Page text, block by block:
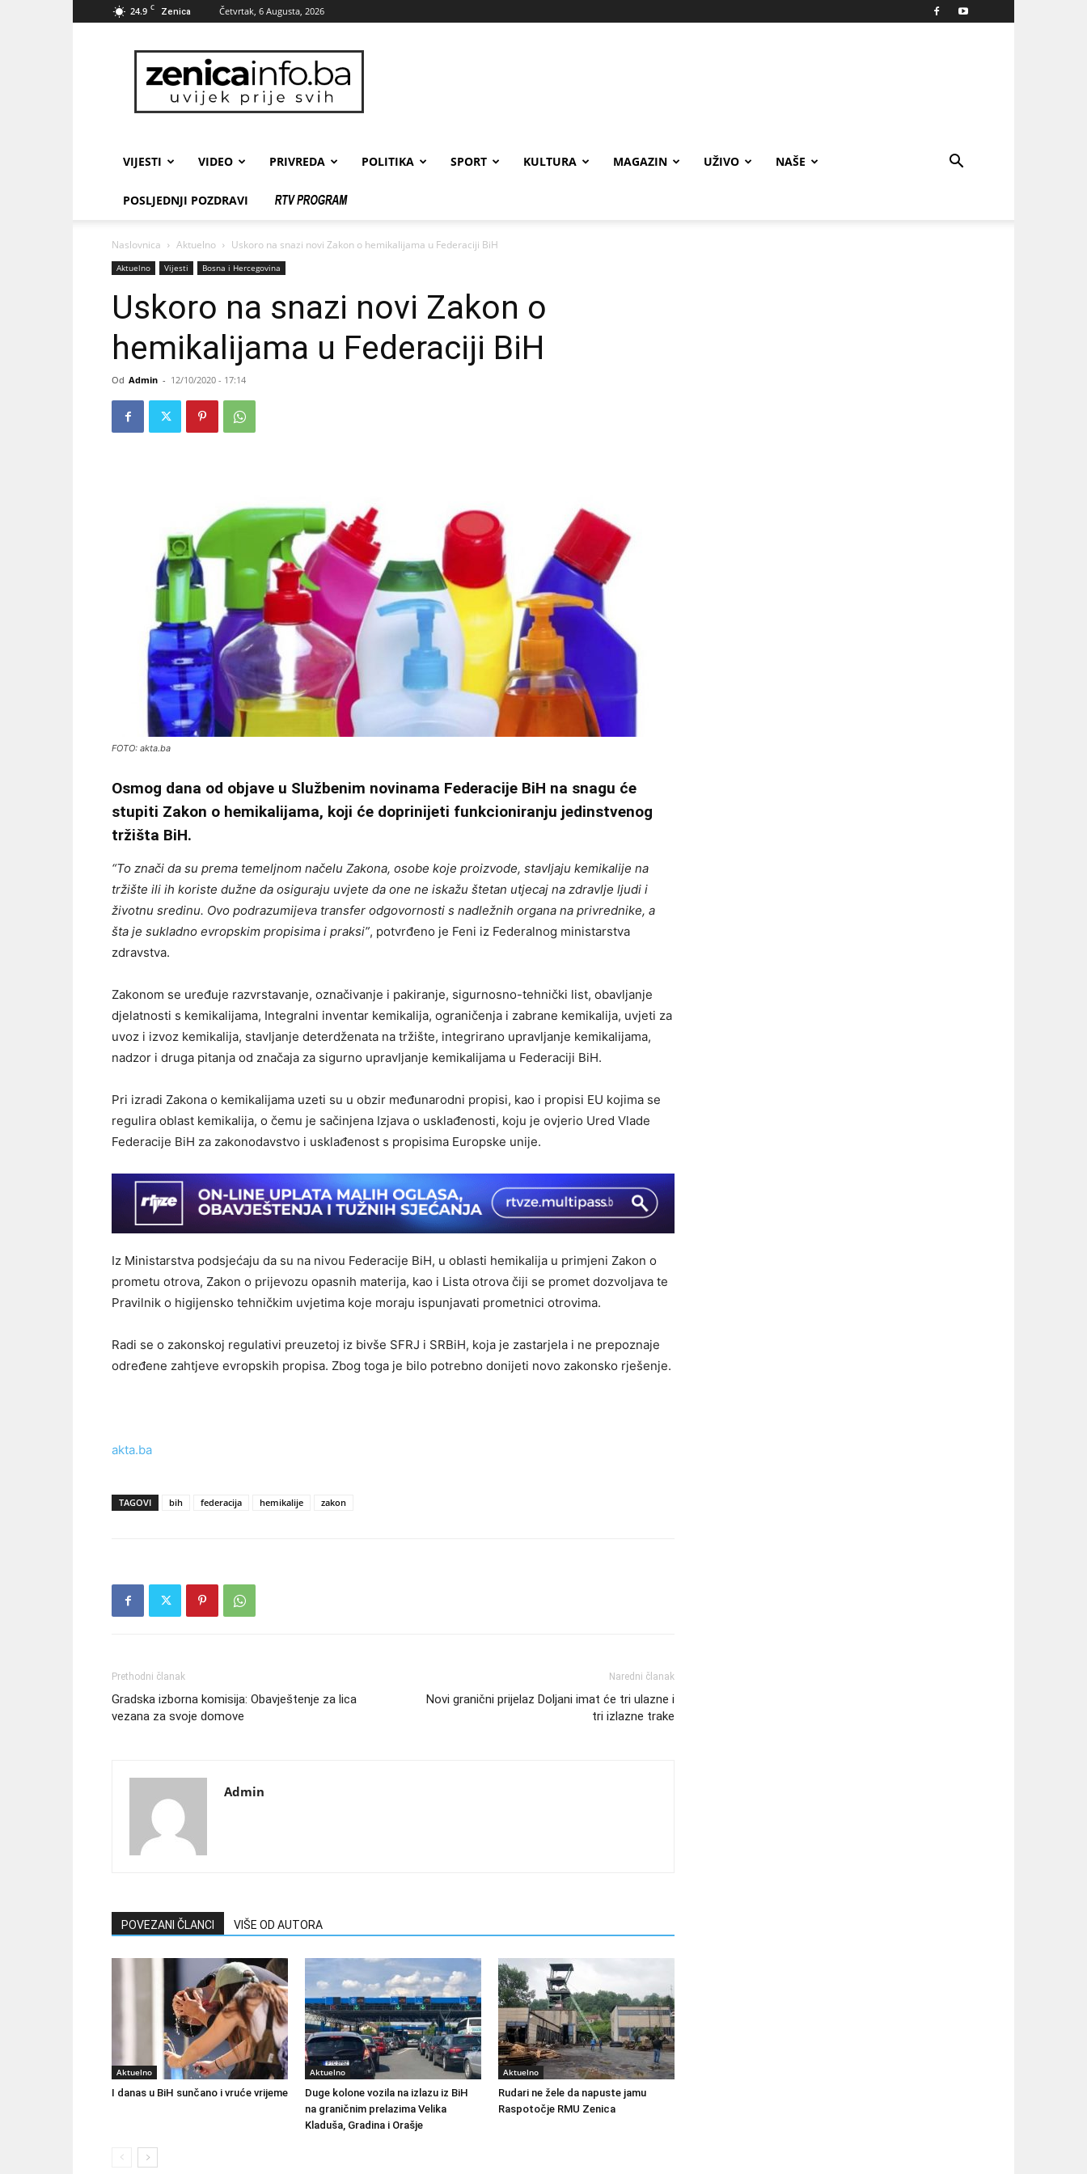
24.9 C Zenica Četvrtak, 6 Augusta, 2026
zenicainfo.ba
VIJESTI VIDEO PRIVREDA POLITIKA SPORT KULTURA MAGAZIN UŽIVO NAŠE
POSLJEDNJI POZDRAVI
Naslovnica Aktuelno Uskoro na snazi novi Zakon o hemikalijama u Federaciji BiH
Aktuelno Vijesti Bosna i Hercegovina
Uskoro na snazi novi Zakon o
hemikalijama u Federaciji BiH
Od Admin - 12/10/2020 - 17:14
FOTO: akta.ba
Osmog dana od objave u Službenim novinama Federacije BiH na snagu će
stupiti Zakon o hemikalijama, koji će doprinijeti funkcioniranju jedinstvenog
tržišta BiH.
“To znači da su prema temeljnom načelu Zakona, osobe koje proizvode, stavljaju kemikalije na
tržište ili ih koriste dužne da osiguraju uvjete da one ne iskažu štetan utjecaj na zdravlje ljudi i
životnu sredinu. Ovo podrazumijeva transfer odgovornosti s nadležnih organa na privrednike, a
šta je sukladno evropskim propisima i praksi”, potvrđeno je Feni iz Federalnog ministarstva
zdravstva.
Zakonom se uređuje razvrstavanje, označivanje i pakiranje, sigurnosno-tehnički list, obavljanje
djelatnosti s kemikalijama, Integralni inventar kemikalija, ograničenja i zabrane kemikalija, uvjeti za
uvoz i izvoz kemikalija, stavljanje deterdženata na tržište, integrirano upravljanje kemikalijama,
nadzor i druga pitanja od značaja za sigurno upravljanje kemikalijama u Federaciji BiH.
Pri izradi Zakona o kemikalijama uzeti su u obzir međunarodni propisi, kao i propisi EU kojima se
regulira oblast kemikalija, o čemu je sačinjena Izjava o usklađenosti, koju je ovjerio Ured Vlade
Federacije BiH za zakonodavstvo i usklađenost s propisima Europske unije.
Iz Ministarstva podsjećaju da su na nivou Federacije BiH, u oblasti hemikalija u primjeni Zakon o
prometu otrova, Zakon o prijevozu opasnih materija, kao i Lista otrova čiji se promet dozvoljava te
Pravilnik o higijensko tehničkim uvjetima koje moraju ispunjavati prometnici otrovima.
Radi se o zakonskoj regulativi preuzetoj iz bivše SFRJ i SRBiH, koja je zastarjela i ne prepoznaje
određene zahtjeve evropskih propisa. Zbog toga je bilo potrebno donijeti novo zakonsko rješenje.
akta.ba
TAGOVI bih federacija hemikalije zakon
Prethodni članak
Gradska izborna komisija: Obavještenje za lica
vezana za svoje domove
Naredni članak
Novi granični prijelaz Doljani imat će tri ulazne i
tri izlazne trake
Admin
POVEZANI ČLANCI VIŠE OD AUTORA
Aktuelno
I danas u BiH sunčano i vruće vrijeme
Aktuelno
Duge kolone vozila na izlazu iz BiH
na graničnim prelazima Velika
Kladuša, Gradina i Orašje
Aktuelno
Rudari ne žele da napuste jamu
Raspotočje RMU Zenica